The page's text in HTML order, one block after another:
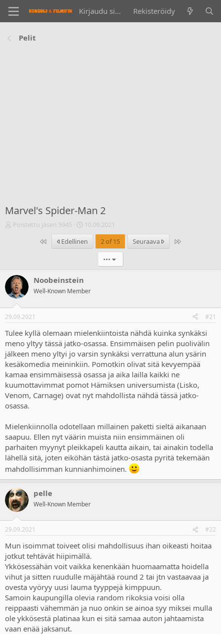
Kirjaudu sisään Rekisteröidy
Pelit
Marvel's Spider-Man 2
V
k
e
t
u
n
a
o
i
t
t
a
j
Poistettu jäsen 5945
A
o
i
ä
ä
m
ä
r
ä
10.09.2021
Ensimmäinen
Edellinen 2 of 15 Seuraava Last
•••
Noobeinstein
Well-Known Member
29.09.2021 #21
Tulee kyllä olemaan mielenkiintoista nähdä kuinka synkäksi
meno yltyy tässä jatko-osassa. Ensimmäisen pelin puolivälin
jälkeen meno yltyi jo varsin synkäksi verrattuna alun ysärin
kesäkomedia meininkiin. Pomotkin olivat sitä kevyempää
kamaa ensimmäisessä osassa ja aika lailla kaikki ne
kuumottavimmat pomot Hämiksen universumista (Lisko,
Venom, Carnage) ovat nyt mahdollista nähdä tässä jatko-
osassa.
Mielenkiinnolla odotellaan millainen paketti sieltä aikanaan
saapuu. Ellen nyt väärin muista niin ensimmäinen oli
parhaiten myynyt pleikkapeli kautta aikain, tai ainakin todella
lähellä sitä, joten eiköhän tästä jatko-osasta pyritä tekemään
mahdollisimman kunnianhimoinen.
pelle
Well-Known Member
29.09.2021 #22
Mun isoimmat toiveet olisi mahdollisuus ihan oikeasti hoitaa
jotkut tehtävät hiipimällä.
Ykkösessähän voit vaikka kenenkään huomaamatta hoidella
vihut ja sitten ruudulle mäjähtää round 2 tai jtn vastaavaa ja
ovesta vyöryy uusi lauma tyyppejä kimppuun.
Samoin kaupungilla olevia random rikoksia voisi olla
reippaasti vähemmän ja nuo onkin se ainoa syy miksei mulla
ole ykkösestä platinaa kun ei sitä samaa auton jahtaamista
vaan enää jaksanut.